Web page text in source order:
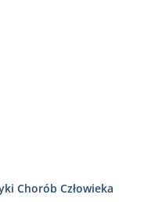
Chorób Człowieka